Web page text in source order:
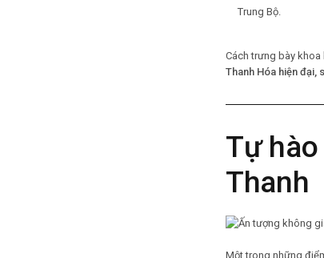
Trung Bộ.
Cách trưng bày
Thanh Hóa hiện đại,
Tự
Thanh
Một trong những